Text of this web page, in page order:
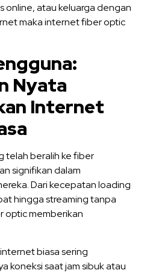
online, atau keluarga dengan
maka internet fiber optic
Nyata
Internet
telah beralih ke fiber
signifikan dalam
Dari kecepatan loading
hingga streaming tanpa
memberikan
biasa sering
koneksi saat jam sibuk atau